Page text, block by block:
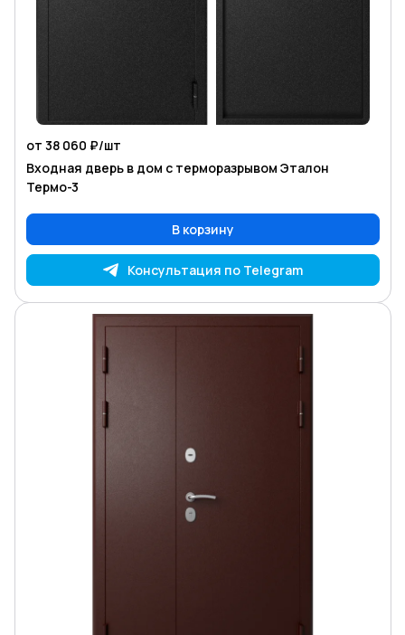
от 38 060 ₽/шт
Входная дверь в дом с терморазрывом Эталон
Термо-3
В корзину
Консультация по Telegram